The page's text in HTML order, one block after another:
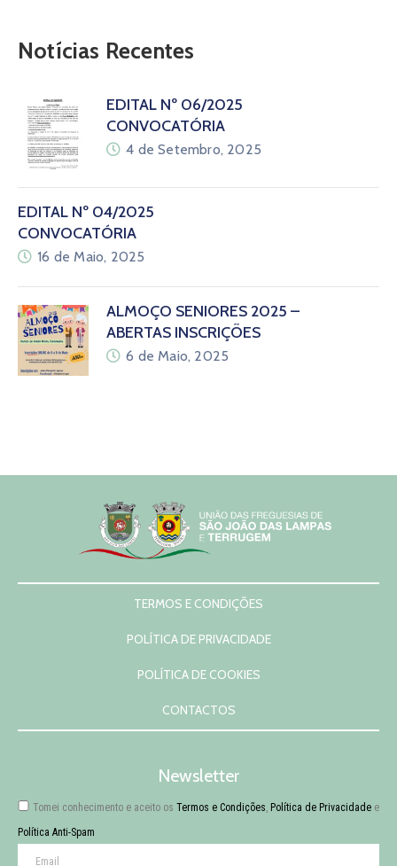
Notícias Recentes
EDITAL Nº 06/2025
CONVOCATÓRIA
4 de Setembro, 2025
EDITAL Nº 04/2025
CONVOCATÓRIA
16 de Maio, 2025
ALMOÇO SENIORES 2025 –
ABERTAS INSCRIÇÕES
6 de Maio, 2025
TERMOS E CONDIÇÕES
POLÍTICA DE PRIVACIDADE
POLÍTICA DE COOKIES
CONTACTOS
Newsletter
Tomei conhecimento e aceito os Termos e Condições, Política de Privacidade e
Política Anti-Spam